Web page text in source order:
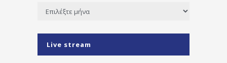
Ιστορικό
Live stream